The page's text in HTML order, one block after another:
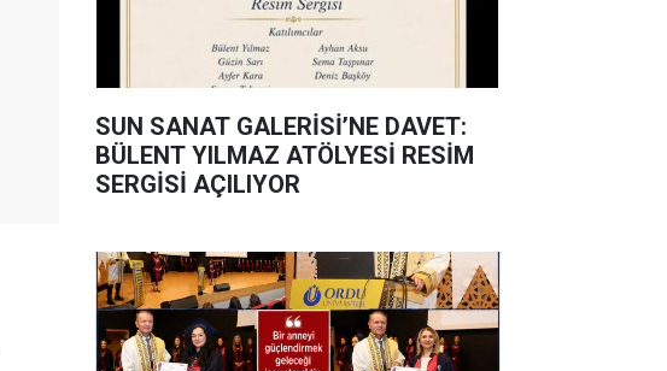
SUN SANAT GALERİSİ’NE DAVET:
BÜLENT YILMAZ ATÖLYESİ RESİM
SERGİSİ AÇILIYOR